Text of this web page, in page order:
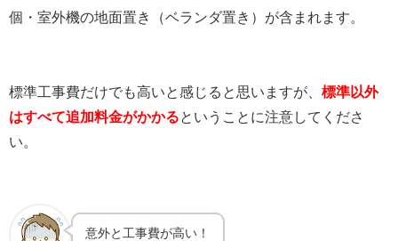
個・室外機の地面置き（ベランダ置き）が含まれます。
標準工事費だけでも高いと感じると思いますが、 標準以外
はすべて追加料金がかかる ということに注意してくださ
い。
意外と工事費が高い！